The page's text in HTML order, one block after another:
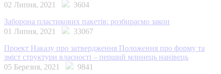
02 Липня, 2021
3604
Заборона пластикових пакетів: розбираємо закон
01 Липня, 2021
33067
Проект Наказу про затвердження Положення про форму та
зміст структури власності – перший млинець нанівець
05 Березня, 2021
9841